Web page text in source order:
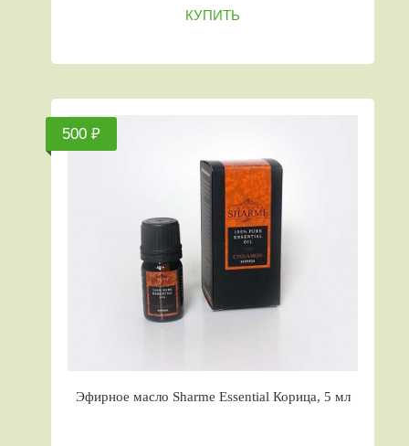
КУПИТЬ
500 ₽
Эфирное масло Sharme Essential Корица, 5 мл